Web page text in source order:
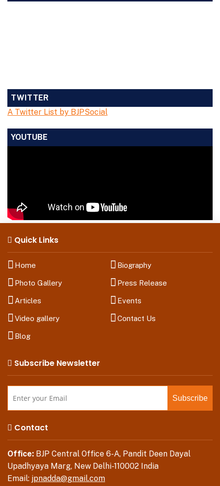
TWITTER
A Twitter List by BJPSocial
YOUTUBE
Quick Links
Home Biography
Photo Gallery Press Release
Articles Events
Video gallery Contact Us
Blog
Subscribe Newsletter
Contact
Office: BJP Central Office 6-A, Pandit Deen Dayal
Upadhyaya Marg, New Delhi-110002 India
Email: jpnadda@gmail.com